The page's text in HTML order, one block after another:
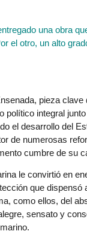
una obra
el otro, un alto
pieza
político integral
el desarrollo del
de numerosas
cumbre de su
le convirtió en
que
como ellos, del
sensato y